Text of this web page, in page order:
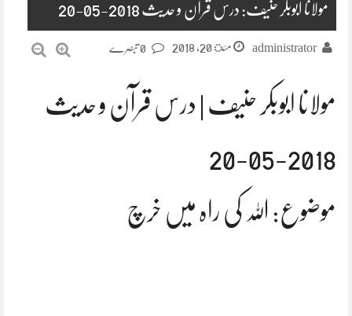
مولانا ابوبکر حنیف: درس قرآن و حدیث 2018-05-20
administrator مئ 20, 2018
مولانا ابوبکر حنیف | درس قرآن و حدیث
2018-05-20
موضوع: اللہ کی راہ میں خرچ